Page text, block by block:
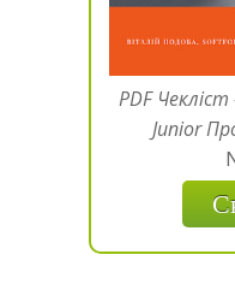
PDF
Junior